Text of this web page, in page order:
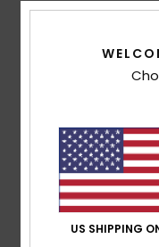
100%
corte
central y los
Bolsillos:bolsillo
Puños/
Marca:etiqueta
bolsillo del pecho
US SHIPPING